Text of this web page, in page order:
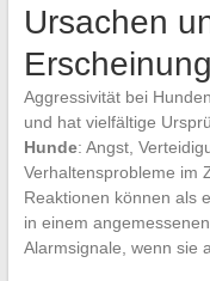
Ursachen
Aggressivität bei
und hat vielfältige
Hunde: Angst,
Verhaltensprobleme im
Reaktionen können als
in einem
Alarmsignale, wenn sie